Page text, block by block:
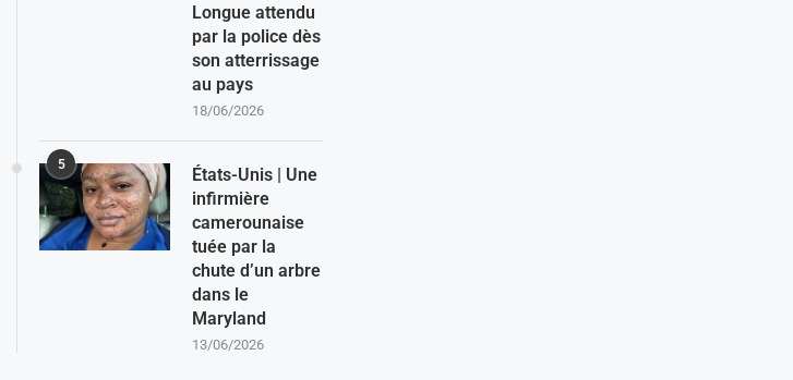
Longue attendu
par la police dès
son atterrissage
au pays
18/06/2026
5
États-Unis | Une
infirmière
camerounaise
tuée par la
chute d’un arbre
dans le
Maryland
13/06/2026